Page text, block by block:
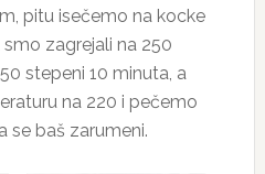
pitu isečemo na kocke
zagrejali na 250
stepeni 10 minuta, a
na 220 i pečemo
se baš zarumeni.